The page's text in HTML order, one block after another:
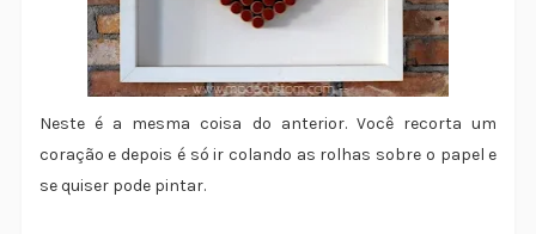
Neste é a mesma coisa do anterior. Você recorta um
coração e depois é só ir colando as rolhas sobre o papel e
se quiser pode pintar.